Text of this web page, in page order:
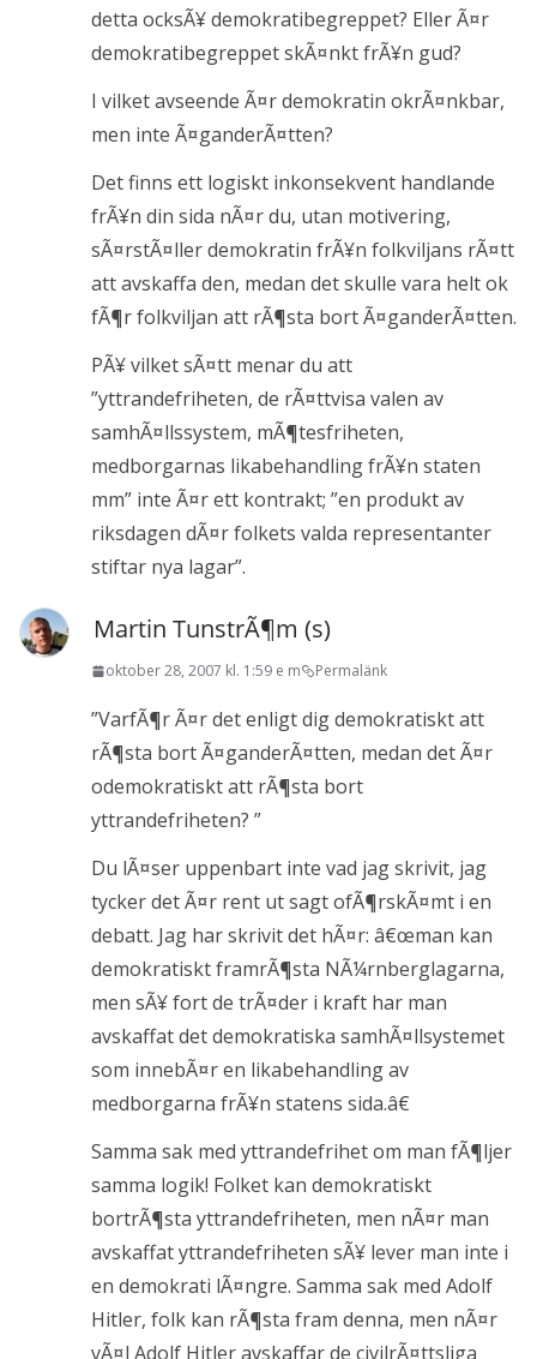
detta ocksÃ¥ demokratibegreppet? Eller Ã¤r
demokratibegreppet skÃ¤nkt frÃ¥n gud?
I vilket avseende Ã¤r demokratin okrÃ¤nkbar,
men inte Ã¤ganderÃ¤tten?
Det finns ett logiskt inkonsekvent handlande
frÃ¥n din sida nÃ¤r du, utan motivering,
sÃ¤rstÃ¤ller demokratin frÃ¥n folkviljans rÃ¤tt
att avskaffa den, medan det skulle vara helt ok
fÃ¶r folkviljan att rÃ¶sta bort Ã¤ganderÃ¤tten.
PÃ¥ vilket sÃ¤tt menar du att
”yttrandefriheten, de rÃ¤ttvisa valen av
samhÃ¤llssystem, mÃ¶tesfriheten,
medborgarnas likabehandling frÃ¥n staten
mm” inte Ã¤r ett kontrakt; ”en produkt av
riksdagen dÃ¤r folkets valda representanter
stiftar nya lagar”.
Martin TunstrÃ¶m (s)
oktober 28, 2007 kl. 1:59 e m Permalänk
”VarfÃ¶r Ã¤r det enligt dig demokratiskt att
rÃ¶sta bort Ã¤ganderÃ¤tten, medan det Ã¤r
odemokratiskt att rÃ¶sta bort
yttrandefriheten? ”
Du lÃ¤ser uppenbart inte vad jag skrivit, jag
tycker det Ã¤r rent ut sagt ofÃ¶rskÃ¤mt i en
debatt. Jag har skrivit det hÃ¤r: â€œman kan
demokratiskt framrÃ¶sta NÃ¼rnberglagarna,
men sÃ¥ fort de trÃ¤der i kraft har man
avskaffat det demokratiska samhÃ¤llsystemet
som innebÃ¤r en likabehandling av
medborgarna frÃ¥n statens sida.â€
Samma sak med yttrandefrihet om man fÃ¶ljer
samma logik! Folket kan demokratiskt
bortrÃ¶sta yttrandefriheten, men nÃ¤r man
avskaffat yttrandefriheten sÃ¥ lever man inte i
en demokrati lÃ¤ngre. Samma sak med Adolf
Hitler, folk kan rÃ¶sta fram denna, men nÃ¤r
vÃ¤l Adolf Hitler avskaffar de civilrÃ¤ttsliga